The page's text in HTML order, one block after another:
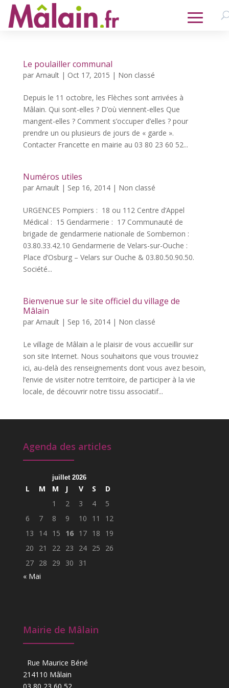
Le poulailler communal
par Arnault| Oct 17, 2015 | Non classé
Depuis le 11 octobre, les Flèches sont arrivées à
Mâlain. Qui sont-elles ? D’où viennent-elles Que
mangent-elles ? Comment s’occuper d’elles ? pour
prendre un ou plusieurs de jours de « garde ».
Contacter Francette en mairie au 03 80 23 60 52...
Numéros utiles
par Arnault| Sep 16, 2014| Non classé
URGENCES Pompiers : 18 ou 112 Centre d’Appel
Médical : 15 Gendarmerie : 17 Communauté de
brigade de gendarmerie nationale de Sombernon :
03.80.33.42.10 Gendarmerie de Velars-sur-Ouche :
Place d’Osburg – Velars sur Ouche & 03.80.50.90.50.
Société...
Bienvenue sur le site officiel du village de
Mâlain
par Arnault| Sep 16, 2014| Non classé
Le village de Mâlain a le plaisir de vous accueillir sur
son site Internet. Nous souhaitons que vous trouviez
ici, au-delà des renseignements dont vous avez besoin,
l’envie de visiter notre territoire, de participer à la vie
locale, de découvrir notre tissu associatif...
Agenda des articles
juillet 2026
L M M J V S
D
1
2 3 4
5
6
7 8 9 10 11
12
13
14 15 16 17 18
19
20
21 22 23 24 25
26
27 28 29 30
31
« Mai
Mairie de Mâlain
Rue Maurice Béné
214110 Mâlain